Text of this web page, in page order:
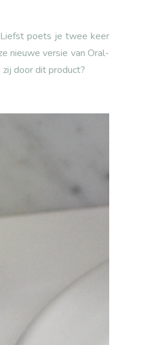
poets je twee keer
nieuwe versie van Oral-
door dit product?